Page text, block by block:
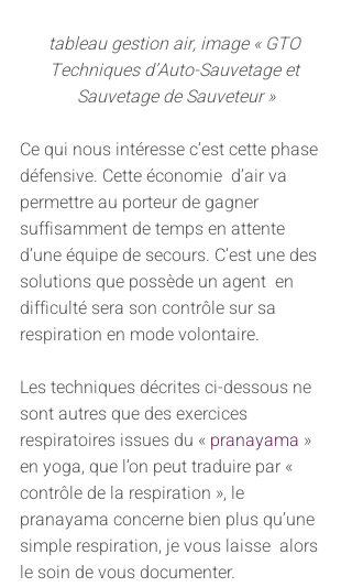
tableau gestion air, image « GTO
Techniques d’Auto-Sauvetage et
Sauvetage de Sauveteur »
Ce qui nous intéresse c’est cette phase
défensive. Cette économie  d’air va
permettre au porteur de gagner
suffisamment de temps en attente
d’une équipe de secours. C’est une des
solutions que possède un agent  en
difficulté sera son contrôle sur sa
respiration en mode volontaire.
Les techniques décrites ci-dessous ne
sont autres que des exercices
respiratoires issues du « pranayama »
en yoga, que l’on peut traduire par «
contrôle de la respiration », le
pranayama concerne bien plus qu’une
simple respiration, je vous laisse  alors
le soin de vous documenter.